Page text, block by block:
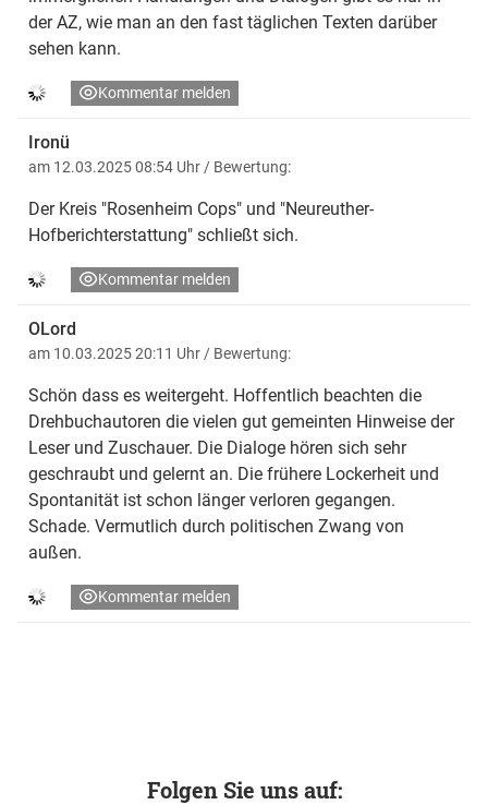
der AZ, wie man an den fast täglichen Texten darüber
sehen kann.
Kommentar melden
Ironü
am 12.03.2025 08:54 Uhr / Bewertung:
Der Kreis "Rosenheim Cops" und "Neureuther-
Hofberichterstattung" schließt sich.
Kommentar melden
OLord
am 10.03.2025 20:11 Uhr / Bewertung:
Schön dass es weitergeht. Hoffentlich beachten die
Drehbuchautoren die vielen gut gemeinten Hinweise der
Leser und Zuschauer. Die Dialoge hören sich sehr
geschraubt und gelernt an. Die frühere Lockerheit und
Spontanität ist schon länger verloren gegangen.
Schade. Vermutlich durch politischen Zwang von
außen.
Kommentar melden
Folgen Sie uns auf: